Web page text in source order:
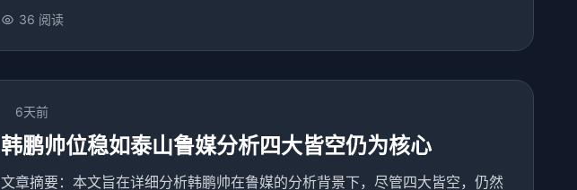
36 阅读
6天前
韩鹏帅位稳如泰山鲁媒分析四大皆空仍为核心
文章摘要：本文旨在详细分析韩鹏帅在鲁媒的分析背景下，尽管四大皆空，仍然